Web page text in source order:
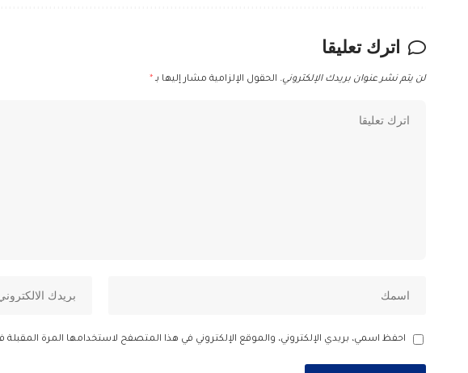
اترك تعليقا
لن يتم نشر عنوان بريدك الإلكتروني. الحقول الإلزامية مشار إليها بـ *
احفظ اسمي، بريدي الإلكتروني، والموقع الإلكتروني في هذا المتصفح لاستخدامها المرة المقبلة